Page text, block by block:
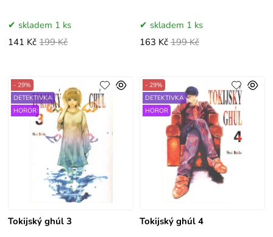
skladem 1 ks
141 Kč 199 Kč
skladem 1 ks
163 Kč 199 Kč
Tokijský ghúl 3
- 29%
DETEKTIVKA
HOROR
Tokijský ghúl 4
- 29%
DETEKTIVKA
HOROR